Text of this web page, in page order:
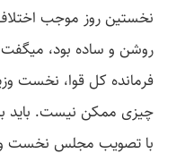
نخستین روز موجب
روشن و ساده بود،
فرمانده کل قوا، نخست­
چیزی ممکن نیست. باید
با تصویب مجلس نخست